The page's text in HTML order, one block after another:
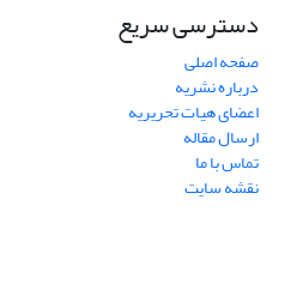
دسترسی سریع
صفحه اصلی
درباره نشریه
اعضای هیات تحریریه
ارسال مقاله
تماس با ما
نقشه سایت